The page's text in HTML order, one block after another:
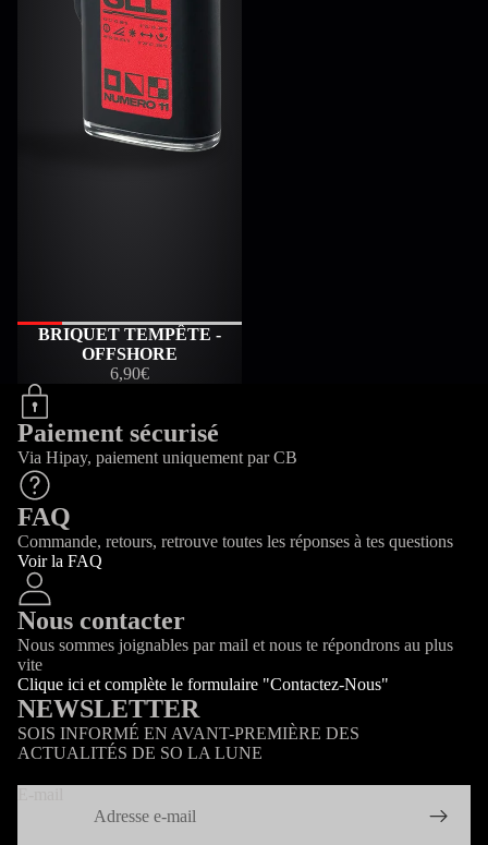
ÉPUISÉ
BRIQUET TEMPÊTE -
OFFSHORE
6,90€
Paiement sécurisé
Via Hipay, paiement uniquement par CB
FAQ
Commande, retours, retrouve toutes les réponses à tes questions
Voir la FAQ
Nous contacter
Nous sommes joignables par mail et nous te répondrons au plus
vite
Clique ici et complète le formulaire "Contactez-Nous"
NEWSLETTER
SOIS INFORMÉ EN AVANT-PREMIÈRE DES
ACTUALITÉS DE SO LA LUNE